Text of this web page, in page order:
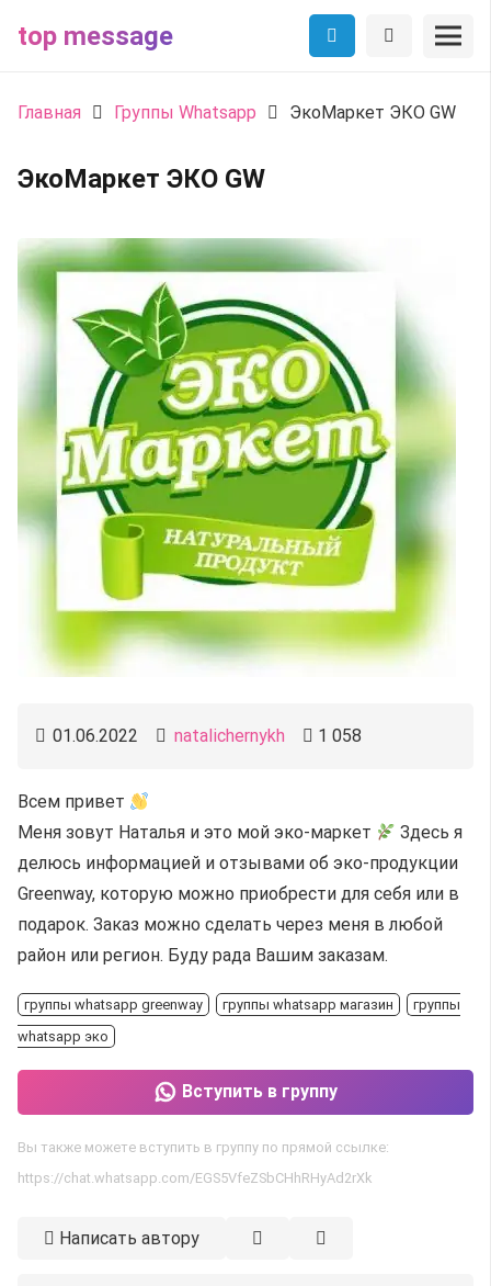
top message
Главная Группы Whatsapp ЭкоМаркет ЭКО GW
ЭкоМаркет ЭКО GW
01.06.2022 natalichernykh 1 058
Всем привет
Меня зовут Наталья и это мой эко-маркет
Здесь я
делюсь информацией и отзывами об эко-продукции
Greenway, которую можно приобрести для себя или в
подарок. Заказ можно сделать через меня в любой
район или регион. Буду рада Вашим заказам.
группы whatsapp greenway группы whatsapp магазин
группы
whatsapp эко
Вступить в группу
Вы также можете вступить в группу по прямой ссылке:
https://chat.whatsapp.com/EGS5VfeZSbCHhRHyAd2rXk
Написать автору